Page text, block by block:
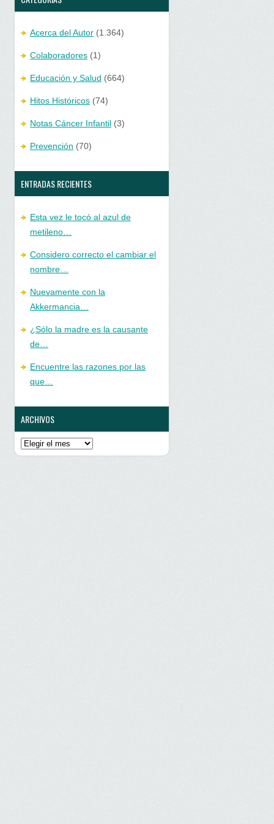
Acerca del Autor (1.364)
Colaboradores (1)
Educación y Salud (664)
Hitos Históricos (74)
Notas Cáncer Infantil (3)
Prevención (70)
ENTRADAS RECIENTES
Esta vez le tocó al azul de
metileno…
Considero correcto el cambiar el
nombre…
Nuevamente con la
Akkermancia…
¿Sólo la madre es la causante
de…
Encuentre las razones por las
que…
ARCHIVOS
Archivos